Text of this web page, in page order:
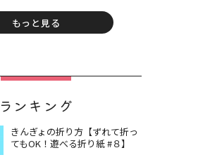
もっと見る
ランキング
きんぎょの折り方【ずれて折っ
てもOK！遊べる折り紙 #８】